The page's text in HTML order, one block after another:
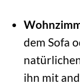
dem Sofa
ihn mit